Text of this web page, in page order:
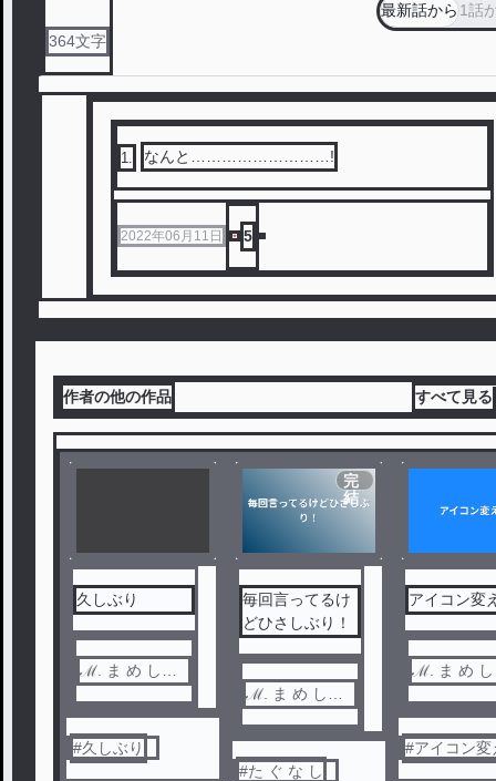
364文字
最新話から1話
1 なんと………………………!
2022年06月11日 5
作者の他の作品 すべて見る
久しぶり
ℳ. ま め し
#久しぶり
完
結
毎回言ってるけ
どひさしぶり！
ℳ. ま め し
#た ぐ な し
アイコン変
ℳ. ま め し
#アイコン変